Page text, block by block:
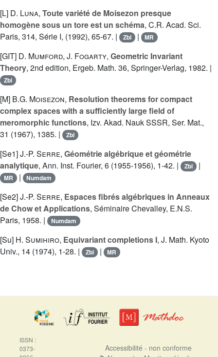
[L] D. Luna, Toute variété de Moisezon presque
homogène sous un tore est un schéma, C.R. Acad. Sci.
Paris, 314, Série I, (1992), 65-67. |
Zbl | MR
[GIT] D. Mumford, J. Fogarty, Geometric Invariant
Theory, 2nd edition, Ergeb. Math. 36, Springer-Verlag, 1982. |
Zbl
[M] B.G. Moisezon, Resolution theorems for compact
complex spaces with a sufficiently large field of
meromorphic functions, Izv. Akad. Nauk SSSR, Ser. Mat.,
31 (1967), 1385. |
Zbl
[Se1]J.-P. Serre, Géométrie algébrique et géométrie
analytique, Ann. Inst. Fourier, 6 (1955-1956), 1-42. | Zbl |
MR | Numdam
[Se2]J.-P. Serre, Espaces fibrés algébriques in Anneaux
de Chow et Applications, Séminaire Chevalley, E.N.S.
Paris, 1958. |
Numdam
[Su] H. Sumihiro, Equivariant completions I, J. Math. Kyoto
Univ., 14 (1974), 1-28. |
Zbl | MR
ISSN :
0373-
Accessibilité - non conforme